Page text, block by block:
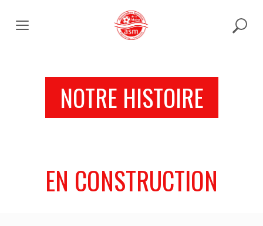
content
NOTRE HISTOIRE
EN CONSTRUCTION